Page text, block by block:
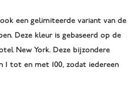
een gelimiteerde variant van de
Deze kleur is gebaseerd op de
New York. Deze bijzondere
1 tot en met 100, zodat iedereen